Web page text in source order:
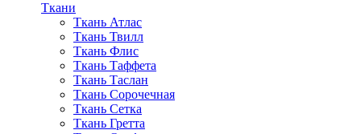
Ткани
Ткань Атлас
Ткань Твилл
Ткань Флис
Ткань Таффета
Ткань Таслан
Ткань Сорочечная
Ткань Сетка
Ткань Гретта